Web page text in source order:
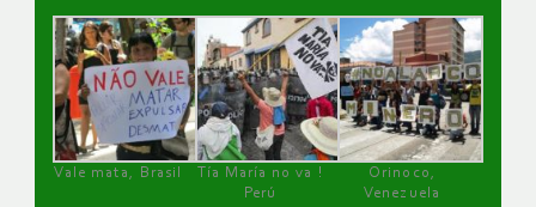
Vale mata, Brasil
Tía María no va !
Perú
Orinoco,
Venezuela